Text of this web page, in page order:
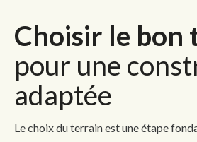
Choisir le bon
pour une
adaptée
Le choix du terrain est une étape